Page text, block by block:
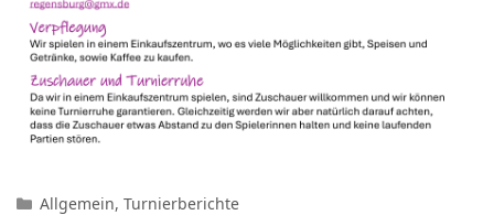
Kategorien
Allgemein,Turnierberichte